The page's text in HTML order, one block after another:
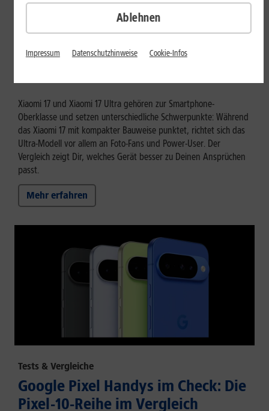
Tests & Vergleiche
Xiaomi 17 vs. Xiaomi 17 Ultra: Für
Xiaomi 17 und Xiaomi 17 Ultra gehören zur Smartphone-
Oberklasse und setzen unterschiedliche Schwerpunkte: Während
das Xiaomi 17 mit kompakter Bauweise punktet, richtet sich das
Ultra-Modell vor allem an Foto-Fans und Power-User. Der
Vergleich zeigt Dir, welches Gerät besser zu Deinen Ansprüchen
passt.
Mehr erfahren
Tests & Vergleiche
Google Pixel Handys im Check: Die
Pixel-10-Reihe im Vergleich
Ablehnen
Impressum Datenschutzhinweise Cookie-Infos